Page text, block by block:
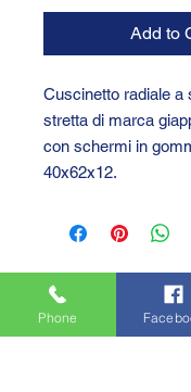
Add to
Cuscinetto radiale a
stretta di marca
con schermi in
40x62x12.
Phone